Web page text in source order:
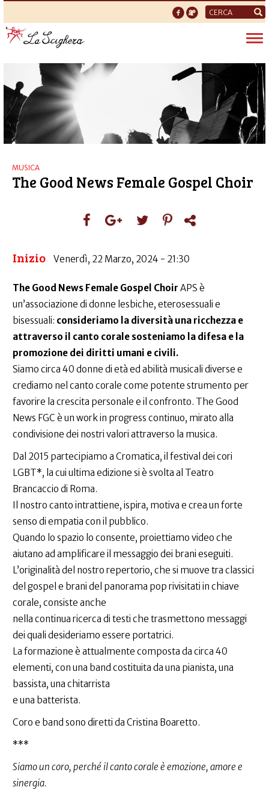
Form
di
ricerca
MUSICA
The Good News Female Gospel Choir
Inizio Venerdì, 22 Marzo, 2024 - 21:30
The Good News Female Gospel Choir APS è
un’associazione di donne lesbiche, eterosessuali e
bisessuali: consideriamo la diversità una ricchezza e
attraverso il canto corale sosteniamo la difesa e la
promozione dei diritti umani e civili.
Siamo circa 40 donne di età ed abilità musicali diverse e
crediamo nel canto corale come potente strumento per
favorire la crescita personale e il confronto. The Good
News FGC è un work in progress continuo, mirato alla
condivisione dei nostri valori attraverso la musica.
Dal 2015 partecipiamo a Cromatica, il festival dei cori
LGBT*, la cui ultima edizione si è svolta al Teatro
Brancaccio di Roma.
Il nostro canto intrattiene, ispira, motiva e crea un forte
senso di empatia con il pubblico.
Quando lo spazio lo consente, proiettiamo video che
aiutano ad amplificare il messaggio dei brani eseguiti.
L’originalità del nostro repertorio, che si muove tra classici
del gospel e brani del panorama pop rivisitati in chiave
corale, consiste anche
nella continua ricerca di testi che trasmettono messaggi
dei quali desideriamo essere portatrici.
La formazione è attualmente composta da circa 40
elementi, con una band costituita da una pianista, una
bassista, una chitarrista
e una batterista.
Coro e band sono diretti da Cristina Boaretto.
***
Siamo un coro, perché il canto corale è emozione, amore e
sinergia.